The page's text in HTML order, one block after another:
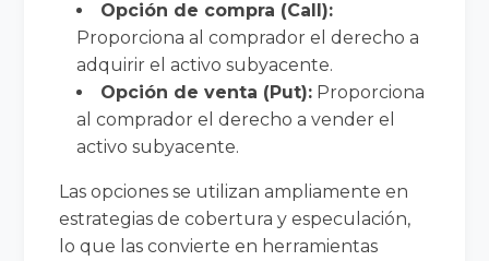
Opción de compra (Call):
Proporciona al comprador el derecho a
adquirir el activo subyacente.
Opción de venta (Put): Proporciona
al comprador el derecho a vender el
activo subyacente.
Las opciones se utilizan ampliamente en
estrategias de cobertura y especulación,
lo que las convierte en herramientas